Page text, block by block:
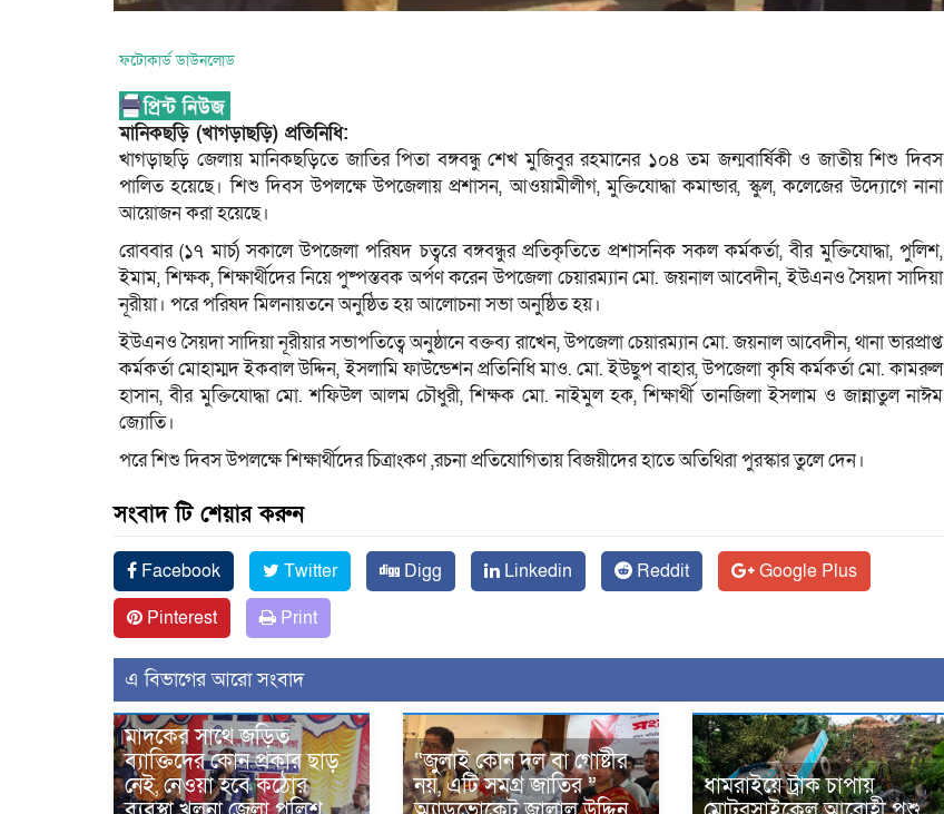
ফটোকার্ড ডাউনলোড
মানিকছড়ি (খাগড়াছড়ি) প্রতিনিধি:
খাগড়াছড়ি জেলায় মানিকছড়িতে জাতির পিতা বঙ্গবন্ধু শেখ মুজিবুর রহমানের ১০৪ তম জন্মবার্ষিকী ও জাতীয় শিশু দিবস
পালিত হয়েছে। শিশু দিবস উপলক্ষে উপজেলায় প্রশাসন, আওয়ামীলীগ, মুক্তিযোদ্ধা কমান্ডার, স্কুল, কলেজের উদ্যোগে নানা
আয়োজন করা হয়েছে।
রোববার (১৭ মার্চ) সকালে উপজেলা পরিষদ চত্বরে বঙ্গবন্ধুর প্রতিকৃতিতে প্রশাসনিক সকল কর্মকর্তা, বীর মুক্তিযোদ্ধা, পুলিশ,
ইমাম, শিক্ষক, শিক্ষার্থীদের নিয়ে পুষ্পস্তবক অর্পণ করেন উপজেলা চেয়ারম্যান মো. জয়নাল আবেদীন, ইউএনও সৈয়দা সাদিয়া
নূরীয়া। পরে পরিষদ মিলনায়তনে অনুষ্ঠিত হয় আলোচনা সভা অনুষ্ঠিত হয়।
ইউএনও সৈয়দা সাদিয়া নূরীয়ার সভাপতিত্বে অনুষ্ঠানে বক্তব্য রাখেন, উপজেলা চেয়ারম্যান মো. জয়নাল আবেদীন, থানা ভারপ্রাপ্ত
কর্মকর্তা মোহাম্মদ ইকবাল উদ্দিন, ইসলামি ফাউন্ডেশন প্রতিনিধি মাও. মো. ইউছুপ বাহার, উপজেলা কৃষি কর্মকর্তা মো. কামরুল
হাসান, বীর মুক্তিযোদ্ধা মো. শফিউল আলম চৌধুরী, শিক্ষক মো. নাইমুল হক, শিক্ষার্থী তানজিলা ইসলাম ও জান্নাতুল নাঈম
জ্যোতি।
পরে শিশু দিবস উপলক্ষে শিক্ষার্থীদের চিত্রাংকণ ,রচনা প্রতিযোগিতায় বিজয়ীদের হাতে অতিথিরা পুরস্কার তুলে দেন।
সংবাদ টি শেয়ার করুন
Facebook Twitter Digg Linkedin Reddit
Google Plus
Pinterest
Print
এ বিভাগের আরো সংবাদ
মাদকের সাথে জড়িত
ব্যাক্তিদের কোন প্রকার ছাড়
নেই, নেওয়া হবে কঠোর
“জুলাই কোন দল বা গোষ্টীর
নয়, এটি সমগ্র জাতির ”
ধামরাইয়ে ট্রাক চাপায়